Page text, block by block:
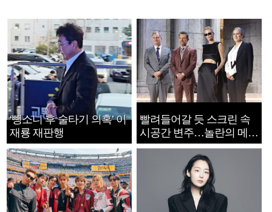
‘뺑소니 후 술타기 의혹’ 이
재룡 재판행
빨려들어갈 듯 스크린 속
시공간 변주…놀란의 메시
지는 ‘전쟁 속죄’